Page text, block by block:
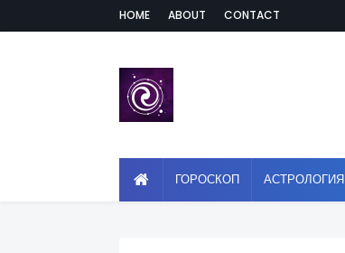
HOME ABOUT CONTACT
ГОРОСКОП АСТРОЛОГИЯ